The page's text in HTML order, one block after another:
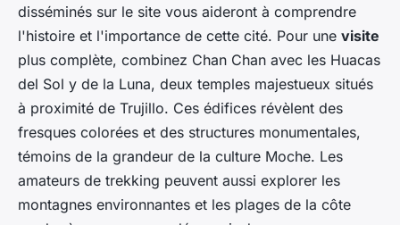
disséminés sur le site vous aideront à comprendre
l'histoire et l'importance de cette cité. Pour une visite
plus complète, combinez Chan Chan avec les Huacas
del Sol y de la Luna, deux temples majestueux situés
à proximité de Trujillo. Ces édifices révèlent des
fresques colorées et des structures monumentales,
témoins de la grandeur de la culture Moche. Les
amateurs de trekking peuvent aussi explorer les
montagnes environnantes et les plages de la côte